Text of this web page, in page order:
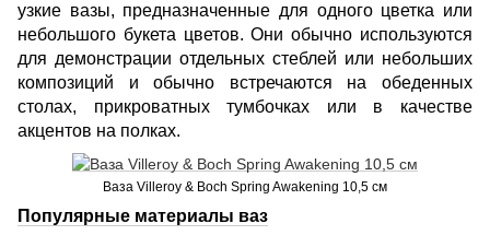
узкие вазы, предназначенные для одного цветка или
небольшого букета цветов. Они обычно используются
для демонстрации отдельных стеблей или небольших
композиций и обычно встречаются на обеденных
столах, прикроватных тумбочках или в качестве
акцентов на полках.
Ваза Villeroy & Boch Spring Awakening 10,5 см
Популярные материалы ваз